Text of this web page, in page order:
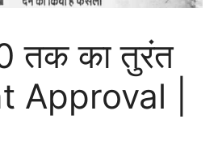
तक का तुरंत
Approval |